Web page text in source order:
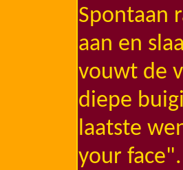
Spontaan
aan en
vouwt de
diepe
laatste
your